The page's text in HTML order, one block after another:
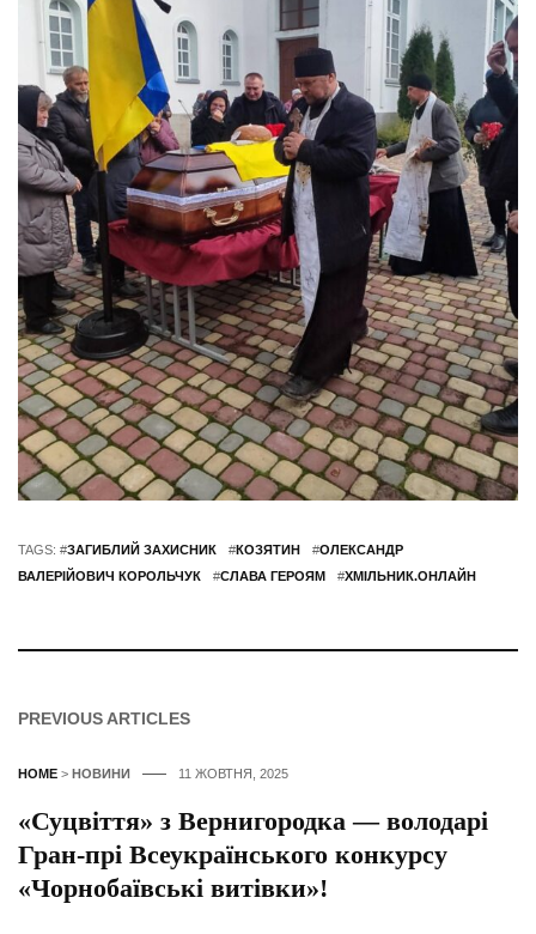
TAGS: #ЗАГИБЛИЙ ЗАХИСНИК #КОЗЯТИН #ОЛЕКСАНДР
ВАЛЕРІЙОВИЧ КОРОЛЬЧУК
#СЛАВА ГЕРОЯМ #ХМІЛЬНИК.ОНЛАЙН
PREVIOUS ARTICLES
HOME > НОВИНИ 11 ЖОВТНЯ, 2025
«Суцвіття» з Вернигородка — володарі
Гран-прі Всеукраїнського конкурсу
«Чорнобаївські витівки»!